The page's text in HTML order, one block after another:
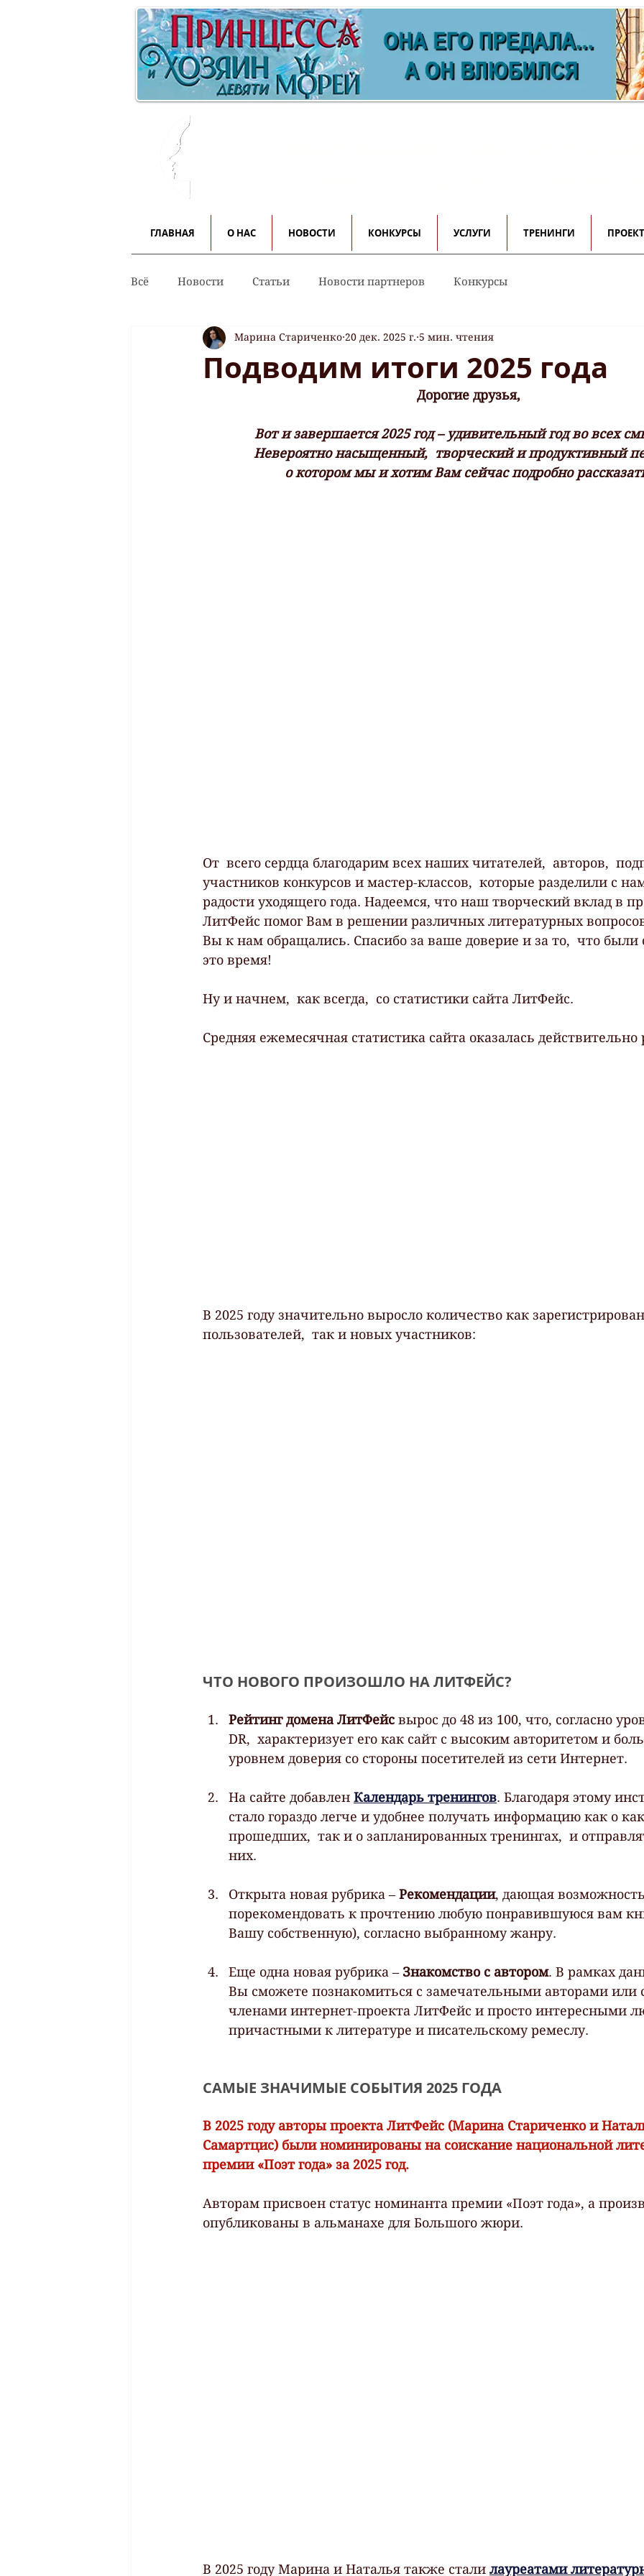
ГЛАВНАЯ О НАС НОВОСТИ КОНКУРСЫ УСЛУГИ ТРЕНИНГИ
Всё Новости Статьи Новости партнеров Конкурсы
Подводим итоги 2025 года
Марина Стариченко 20 дек. 2025 г. 5 мин. чтения
Дорогие друзья,
Вот и завершается 2025 год – удивительный год во всех
Невероятно насыщенный,  творческий и продуктивный
о котором мы и хотим Вам сейчас подробно
От  всего сердца благодарим всех наших читателей,  авторов,
участников конкурсов и мастер-классов,  которые разделили с
радости уходящего года. Надеемся, что наш творческий вклад в
ЛитФейс помог Вам в решении различных литературных
Вы к нам обращались. Спасибо за ваше доверие и за то,  что
это время!
Ну и начнем,  как всегда,  со статистики сайта ЛитФейс.
Средняя ежемесячная статистика сайта оказалась действительно
В 2025 году значительно выросло количество как
пользователей,  так и новых участников:
ЧТО НОВОГО ПРОИЗОШЛО НА ЛИТФЕЙС?
Рейтинг домена ЛитФейс вырос до 48 из 100, что, согласно
DR,  характеризует его как сайт с высоким авторитетом и
уровнем доверия со стороны посетителей из сети Интернет.
На сайте добавлен Календарь тренингов. Благодаря этому
стало гораздо легче и удобнее получать информацию как о
прошедших,  так и о запланированных тренингах,  и
них.
Открыта новая рубрика – Рекомендации, дающая
порекомендовать к прочтению любую понравившуюся вам
Вашу собственную), согласно выбранному жанру.
Еще одна новая рубрика – Знакомство с автором. В рамках
Вы сможете познакомиться с замечательными авторами или
членами интернет-проекта ЛитФейс и просто интересными
причастными к литературе и писательскому ремеслу.
САМЫЕ ЗНАЧИМЫЕ СОБЫТИЯ 2025 ГОДА
В 2025 году авторы проекта ЛитФейс (Марина Стариченко и
Самартцис) были номинированы на соискание национальной
премии «Поэт года» за 2025 год.
Авторам присвоен статус номинанта премии «Поэт года», а
опубликованы в альманахе для Большого жюри.
В 2025 году Марина и Наталья также стали лауреатами